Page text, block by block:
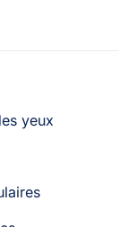
yeux